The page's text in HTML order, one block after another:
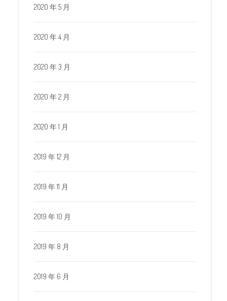
2020 年 5 月
2020 年 4 月
2020 年 3 月
2020 年 2 月
2020 年 1 月
2019 年 12 月
2019 年 11 月
2019 年 10 月
2019 年 8 月
2019 年 6 月